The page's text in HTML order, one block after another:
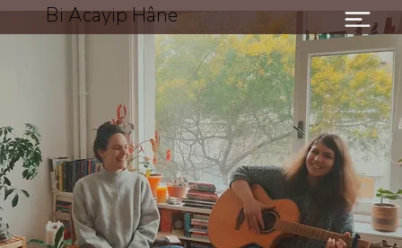
Bi Acayip Hâne